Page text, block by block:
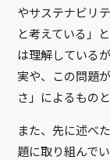
やサステナビリ
と考えている」
は理解している
実や、この問題
さ」によるもの
また、先に述べ
題に取り組んで